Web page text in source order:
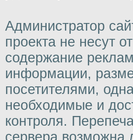
Администратор
проекта не несут
содержание
информации,
посетителями,
необходимые и
контроля.
сервера возможна